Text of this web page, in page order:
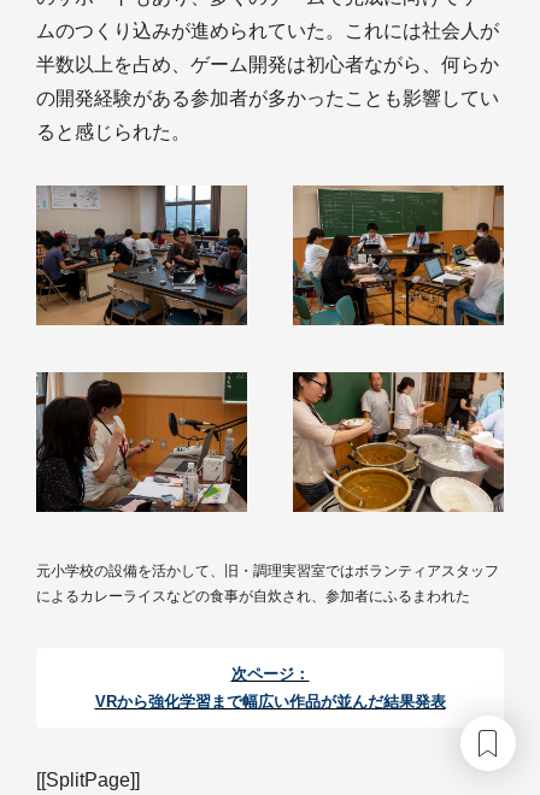
ムのつくり込みが進められていた。これには社会人が
半数以上を占め、ゲーム開発は初心者ながら、何らか
の開発経験がある参加者が多かったことも影響してい
ると感じられた。
元小学校の設備を活かして、旧・調理実習室ではボランティアスタッフ
によるカレーライスなどの食事が自炊され、参加者にふるまわれた
次ページ：
VRから強化学習まで幅広い作品が並んだ結果発表
[[SplitPage]]